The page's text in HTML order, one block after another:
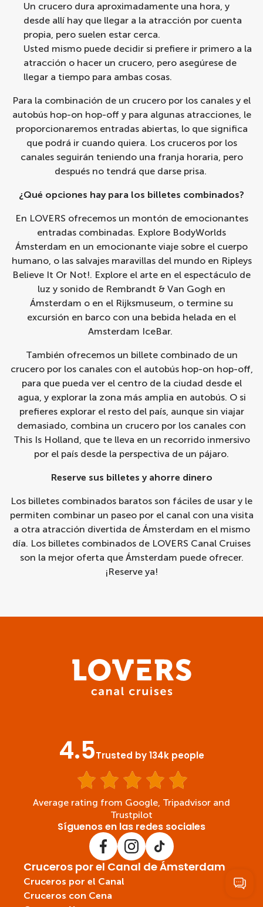
Un crucero dura aproximadamente una hora, y
desde allí hay que llegar a la atracción por cuenta
propia, pero suelen estar cerca.
Usted mismo puede decidir si prefiere ir primero a la
atracción o hacer un crucero, pero asegúrese de
llegar a tiempo para ambas cosas.
Para la combinación de un crucero por los canales y el
autobús hop-on hop-off y para algunas atracciones, le
proporcionaremos entradas abiertas, lo que significa
que podrá ir cuando quiera. Los cruceros por los
canales seguirán teniendo una franja horaria, pero
después no tendrá que darse prisa.
¿Qué opciones hay para los billetes combinados?
En LOVERS ofrecemos un montón de emocionantes
entradas combinadas. Explore BodyWorlds
Ámsterdam en un emocionante viaje sobre el cuerpo
humano, o las salvajes maravillas del mundo en Ripleys
Believe It Or Not!. Explore el arte en el espectáculo de
luz y sonido de Rembrandt & Van Gogh en
Ámsterdam o en el Rijksmuseum, o termine su
excursión en barco con una bebida helada en el
Amsterdam IceBar.
También ofrecemos un billete combinado de un
crucero por los canales con el autobús hop-on hop-off,
para que pueda ver el centro de la ciudad desde el
agua, y explorar la zona más amplia en autobús. O si
prefieres explorar el resto del país, aunque sin viajar
demasiado, combina un crucero por los canales con
This Is Holland, que te lleva en un recorrido inmersivo
por el país desde la perspectiva de un pájaro.
Reserve sus billetes y ahorre dinero
Los billetes combinados baratos son fáciles de usar y le
permiten combinar un paseo por el canal con una visita
a otra atracción divertida de Ámsterdam en el mismo
día. Los billetes combinados de LOVERS Canal Cruises
son la mejor oferta que Ámsterdam puede ofrecer.
¡Reserve ya!
4.5Trusted by 134k people
Average rating from Google, Tripadvisor and
Trustpilot
Cruceros por el Canal de Ámsterdam
Cruceros por el Canal
Cruceros con Cena
Síguenos en las redes sociales